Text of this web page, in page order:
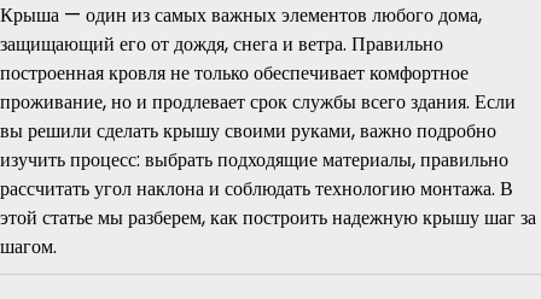
Крыша — один из самых важных элементов любого дома,
защищающий его от дождя, снега и ветра. Правильно
построенная кровля не только обеспечивает комфортное
проживание, но и продлевает срок службы всего здания. Если
вы решили сделать крышу своими руками, важно подробно
изучить процесс: выбрать подходящие материалы, правильно
рассчитать угол наклона и соблюдать технологию монтажа. В
этой статье мы разберем, как построить надежную крышу шаг за
шагом.